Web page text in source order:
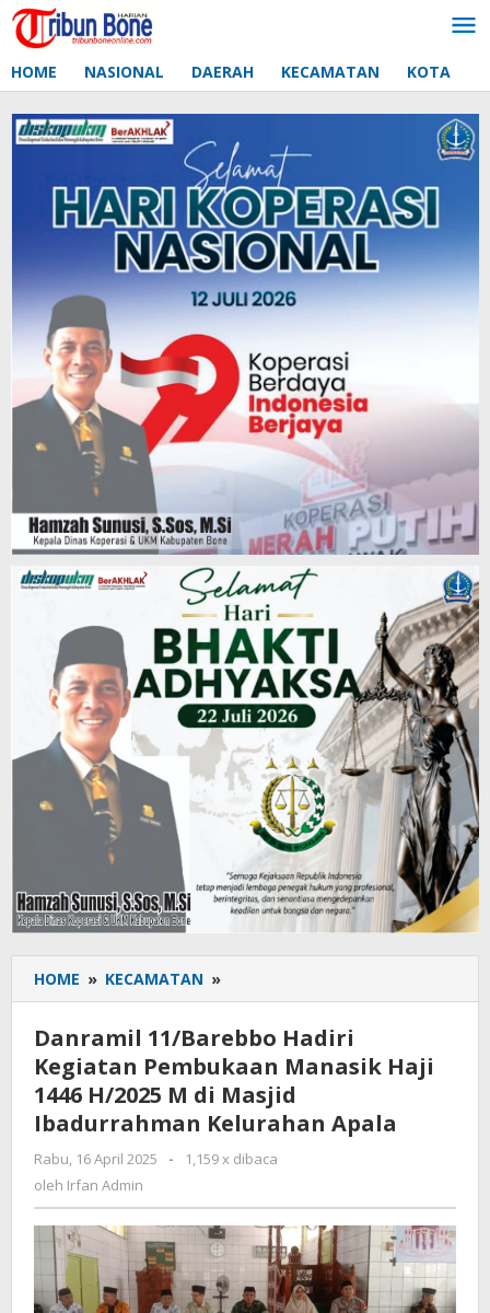
Lewati
ke
HOME NASIONAL DAERAH KECAMATAN KOTA
HOME » KECAMATAN »
11/Barebbo
Hadiri
Kegiatan
Pembukaan
Manasik
Haji
H/2025
di
Masjid
Ibadurrahman
Kelurahan
Apala
Danramil 11/Barebbo Hadiri
Kegiatan Pembukaan Manasik Haji
1446 H/2025 M di Masjid
Ibadurrahman Kelurahan Apala
Rabu, 16 April 2025
oleh
-
1,159 x dibaca
oleh Irfan Admin